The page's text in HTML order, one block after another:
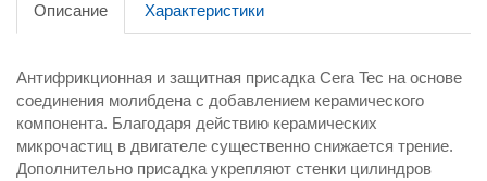
Описание Характеристики
Антифрикционная и защитная присадка Cera Tec на основе
соединения молибдена с добавлением керамического
компонента. Благодаря действию керамических
микрочастиц в двигателе существенно снижается трение.
Дополнительно присадка укрепляют стенки цилиндров